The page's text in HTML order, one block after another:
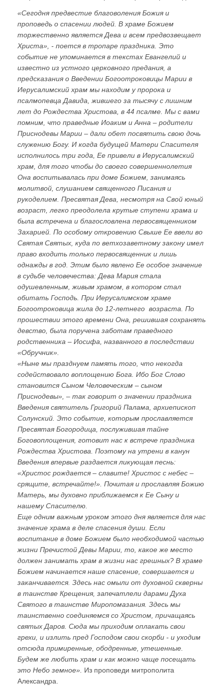
«Сегодня предвестие благоволения Божия и
проповедь о спасении людей. В храме Божием
торжественно является Дева и всем предвозвещает
Христа», - поется в тропаре праздника. Это
событие не упоминается в текстах Евангелий и
известно из устного церковного предания, а
предсказания о Введении Богоотроковицы Марии в
Иерусалимский храм мы находим у пророка и
псалмопевца Давида, жившего за тысячу с лишним
лет до Рождества Христова, в 44 псалме. Мы с вами
помним, что праведные Иоаким и Анна – родители
Приснодевы Марии – дали обет посвятить свою дочь
служению Богу. И когда будущей Матери Спасителя
исполнилось три года, Ее привели в Иерусалимский
храм, для того чтобы до своего совершеннолетия
Она воспитывалась при доме Божием, занимаясь
молитвой, слушанием священного Писания и
рукоделием. Пресвятая Дева, несмотря на Свой юный
возраст, легко преодолела крутые ступени храма и
была встречена и благословлена первосвященником
Захарией. По особому откровению Свыше Ее ввели во
Святая Святых, куда по ветхозаветному закону имел
право входить только первосвященник и лишь
однажды в год. Этим было явлено Ее особое значение
в судьбе человечества: Дева Мария стала
одушевленным, живым храмом, в котором стал
обитать Господь. При Иерусалимском храме
Богоотроковица жила до 12-летнего возраста. По
прошествии этого времени Она, решившая сохранять
девство, была поручена заботам праведного
родственника – Иосифа, названного в последствии
«Обручник».
«Ныне мы празднуем память того, что некогда
содействовало воплощению Бога. Ибо Бог Слово
становится Сыном Человеческим – сыном
Приснодевы», – так говорит о значении праздника
Введения святитель Григорий Палама, архиепископ
Солунский. Это событие, которым прославляется
Пресвятая Богородица, послужившая тайне
Боговоплощения, готовит нас к встрече праздника
Рождества Христова. Поэтому на утрени в канун
Введения впервые раздается ликующая песнь:
«Христос рождается – славите! Христос с небес –
срящите, встречайте!». Почитая и прославляя Божию
Матерь, мы духовно приближаемся к Ее Сыну и
нашему Спасителю.
Еще одним важным уроком этого дня является для нас
значение храма в деле спасения души. Если
воспитание в доме Божием было необходимой частью
жизни Пречистой Девы Марии, то, какое же место
должен занимать храм в жизни нас грешных? В храме
Божием начинается наше спасение, совершается и
заканчивается. Здесь нас омыли от духовной скверны
в таинстве Крещения, запечатлели дарами Духа
Святого в таинстве Миропомазания. Здесь мы
таинственно соединяемся со Христом, причащаясь
святых Даров. Сюда мы приходим оплакать свои
грехи, и излить пред Господом свои скорби - и уходим
отсюда примиренные, ободренные, утешенные.
Будем же любить храм и как можно чаще посещать
это Небо земное». Из проповеди митрополита
Александра.